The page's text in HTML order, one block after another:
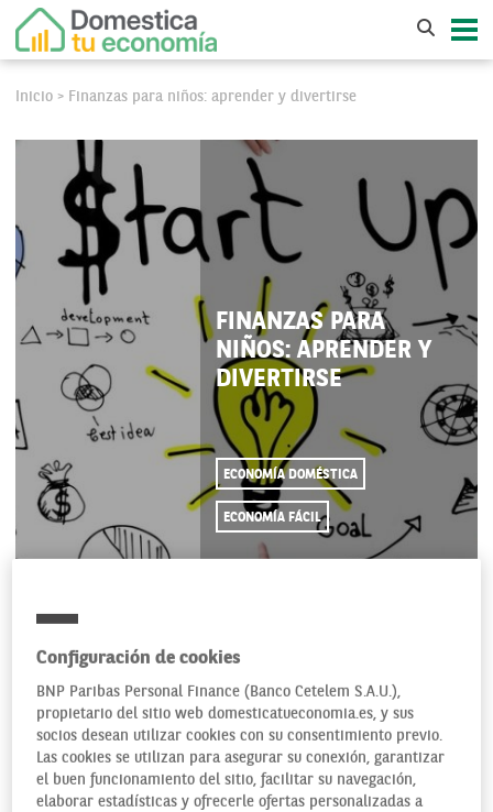
Inicio > Finanzas para niños: aprender y divertirse
FINANZAS PARA
NIÑOS: APRENDER Y
DIVERTIRSE
ECONOMÍA DOMÉSTICA
ECONOMÍA FÁCIL
Cuanto antes
aprendamos lo que es el dinero y como funciona, mucho
mejor. Antes conoceremos las reglas del juego de lo que está
por venir cuando crezcamos. De modo que nunca está de
Configuración de cookies
BNP Paribas Personal Finance (Banco Cetelem S.A.U.),
propietario del sitio web domesticatueconomia.es, y sus
socios desean utilizar cookies con su consentimiento previo.
Las cookies se utilizan para asegurar su conexión, garantizar
el buen funcionamiento del sitio, facilitar su navegación,
elaborar estadísticas y ofrecerle ofertas personalizadas a